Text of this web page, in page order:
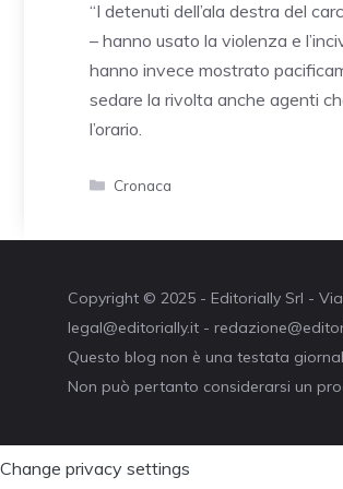
“I detenuti dell’ala destra del
– hanno usato la violenza e
hanno invece mostrato
sedare la rivolta anche agenti
l’orario.
Categorie
Cronaca
Copyright © 2025 - Editorially Srl -
legal@editorially.it -
Questo blog non è una testata
Non può pertanto considerarsi un
Change privacy settings